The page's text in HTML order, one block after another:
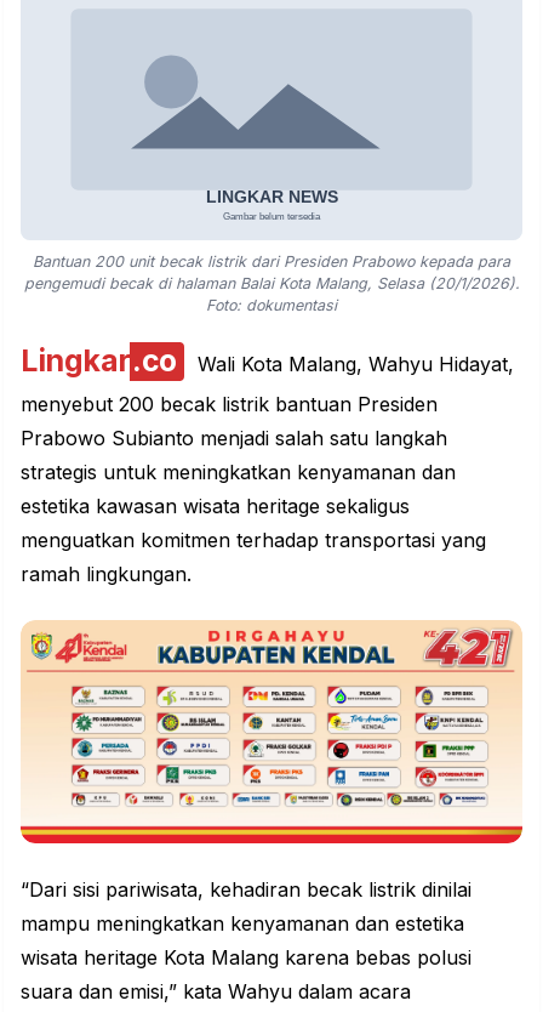
Bantuan 200 unit becak listrik dari Presiden Prabowo kepada para
pengemudi becak di halaman Balai Kota Malang, Selasa (20/1/2026).
Foto: dokumentasi
Lingkar.co
Wali Kota Malang, Wahyu Hidayat,
menyebut 200 becak listrik bantuan Presiden
Prabowo Subianto menjadi salah satu langkah
strategis untuk meningkatkan kenyamanan dan
estetika kawasan wisata heritage sekaligus
menguatkan komitmen terhadap transportasi yang
ramah lingkungan.
“Dari sisi pariwisata, kehadiran becak listrik dinilai
mampu meningkatkan kenyamanan dan estetika
wisata heritage Kota Malang karena bebas polusi
suara dan emisi,” kata Wahyu dalam acara